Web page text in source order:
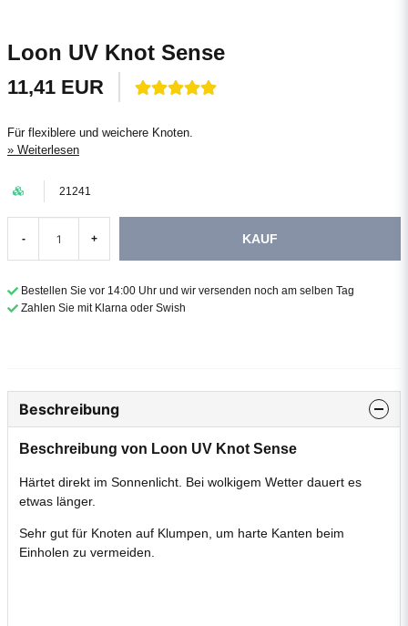
Loon UV Knot Sense
11,41 EUR
Für flexiblere und weichere Knoten.
Weiterlesen
21241
- + KAUF
Bestellen Sie vor 14:00 Uhr und wir versenden noch am selben Tag
Zahlen Sie mit Klarna oder Swish
Beschreibung
Beschreibung von Loon UV Knot Sense
Härtet direkt im Sonnenlicht. Bei wolkigem Wetter dauert es
etwas länger.
Sehr gut für Knoten auf Klumpen, um harte Kanten beim
Einholen zu vermeiden.